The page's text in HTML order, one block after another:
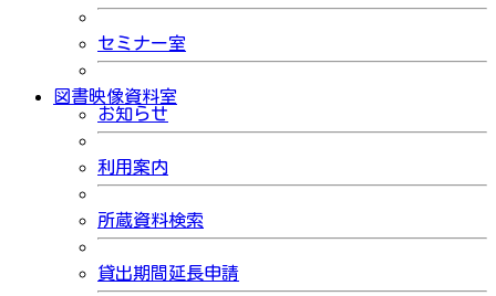
セミナー室
図書映像資料室
お知らせ
利用案内
所蔵資料検索
貸出期間延長申請